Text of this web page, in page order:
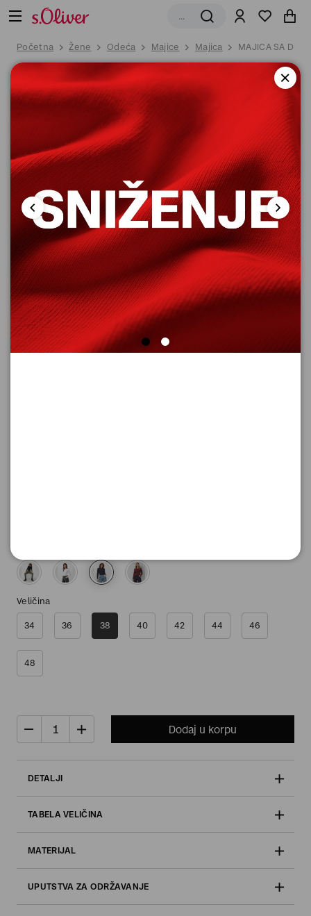
Početna Žene Odeća Majice Majica MAJICA SA
Veličina
34 36 38 40 42 44 46
48
Dodaj u korpu
DETALJI
TABELA VELIČINA
MATERIJAL
UPUTSTVA ZA ODRŽAVANJE